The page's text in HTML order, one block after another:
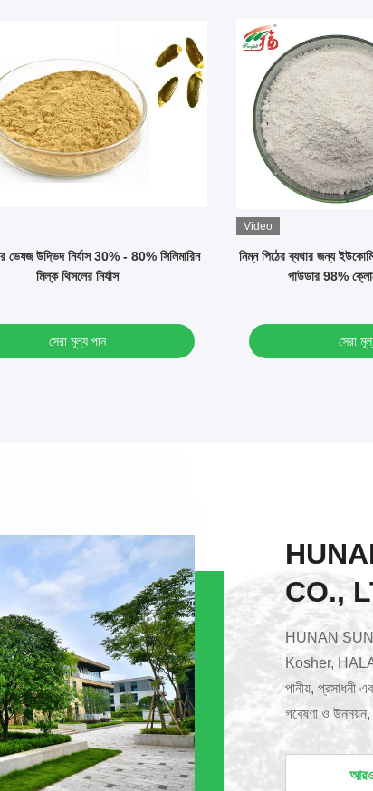
ভেষজ উদ্ভিদ নির্যাস 30% - 80% সিলিমারিন
মিল্ক থিসলের নির্যাস
সেরা মূল্য পান
Video
নিম্ন পিঠের ব্যথার জন্য
পাউডার 98%
সেরা
CO.,
HUNAN
Kosher,
পানীয়, প্রসাধনী
গবেষণা ও
এল-থেনাইন,
অ্যারোনিয়া